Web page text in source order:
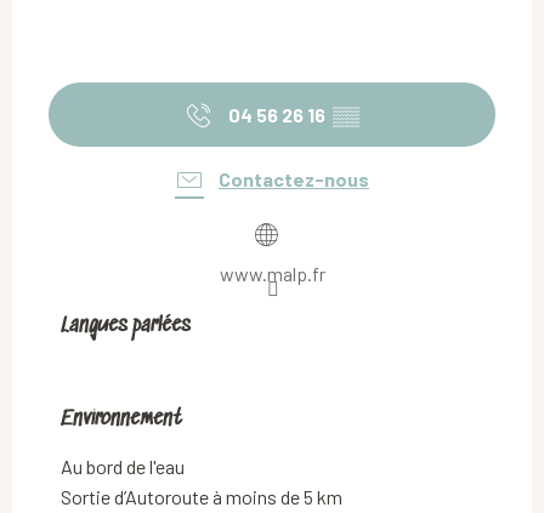
04 56 26 16 ▒▒
Contactez-nous
www.malp.fr
Langues parlées
Langues parlées
Environnement
Environnement
Au bord de l'eau
Sortie d’Autoroute à moins de 5 km